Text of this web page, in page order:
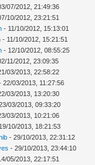
07/2012, 21:49:36
10/2012, 23:21:51
- 11/10/2012, 15:13:01
- 11/10/2012, 15:21:51
- 12/10/2012, 08:55:25
11/2012, 23:09:35
03/2013, 22:58:22
22/03/2013, 11:27:56
03/2013, 13:20:30
03/2013, 09:33:20
03/2013, 10:21:06
10/2013, 18:21:53
- 29/10/2013, 22:31:12
- 29/10/2013, 23:44:10
05/2013, 22:17:51